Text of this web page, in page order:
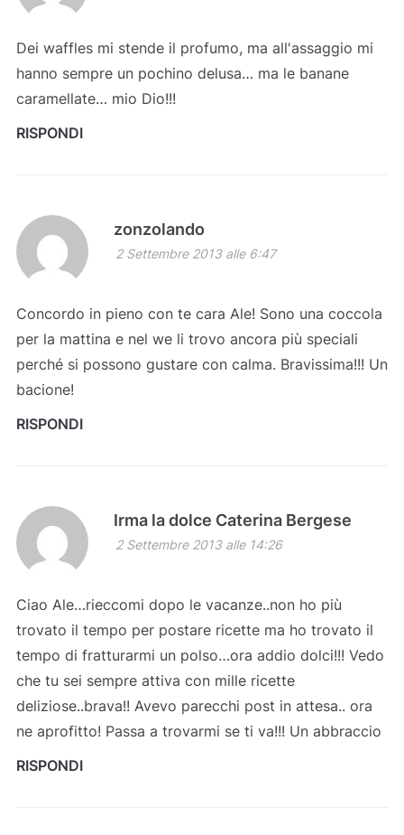
Dei waffles mi stende il profumo, ma all'assaggio mi
hanno sempre un pochino delusa… ma le banane
caramellate… mio Dio!!!
RISPONDI
zonzolando
2 Settembre 2013 alle 6:47
Concordo in pieno con te cara Ale! Sono una coccola
per la mattina e nel we li trovo ancora più speciali
perché si possono gustare con calma. Bravissima!!! Un
bacione!
RISPONDI
Irma la dolce Caterina Bergese
2 Settembre 2013 alle 14:26
Ciao Ale…rieccomi dopo le vacanze..non ho più
trovato il tempo per postare ricette ma ho trovato il
tempo di fratturarmi un polso…ora addio dolci!!! Vedo
che tu sei sempre attiva con mille ricette
deliziose..brava!! Avevo parecchi post in attesa.. ora
ne aprofitto! Passa a trovarmi se ti va!!! Un abbraccio
RISPONDI